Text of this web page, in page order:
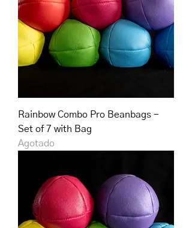
Rainbow Combo Pro Beanbags -
Set of 7 with Bag
Agotado